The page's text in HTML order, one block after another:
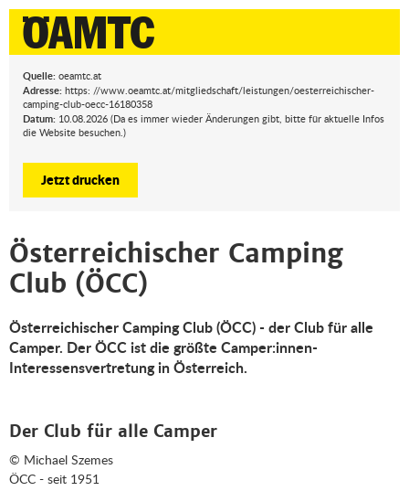
Quelle: oeamtc.at
Adresse: https: //www.oeamtc.at/mitgliedschaft/leistungen/oesterreichischer-
camping-club-oecc-16180358
Datum: 10.08.2026 (Da es immer wieder Änderungen gibt, bitte für aktuelle Infos
die Website besuchen.)
Jetzt drucken
Österreichischer Camping
Club (ÖCC)
Österreichischer Camping Club (ÖCC) - der Club für alle
Camper. Der ÖCC ist die größte Camper:innen-
Interessensvertretung in Österreich.
Der Club für alle Camper
© Michael Szemes
ÖCC - seit 1951